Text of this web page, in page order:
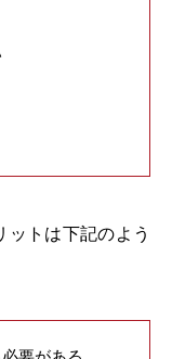
ットは下記のよう